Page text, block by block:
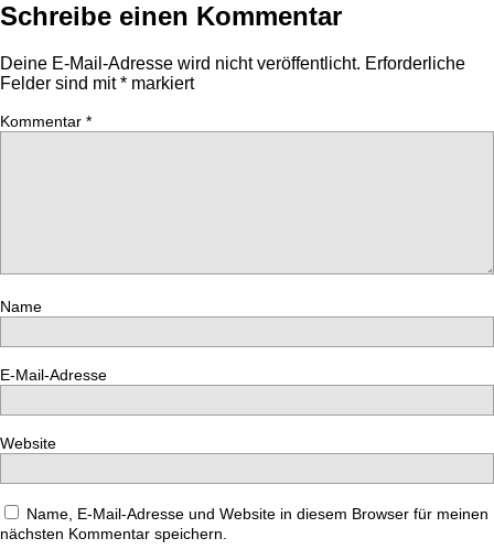
Schreibe einen Kommentar
Deine E-Mail-Adresse wird nicht veröffentlicht. Erforderliche
Felder sind mit* markiert
Kommentar *
Name
E-Mail-Adresse
Website
Name, E-Mail-Adresse und Website in diesem Browser für meinen
nächsten Kommentar speichern.